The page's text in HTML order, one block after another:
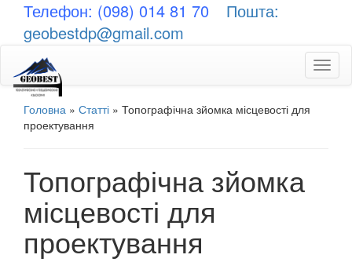
Телефон: (098) 014 81 70
Пошта:
geobestdp@gmail.com
Головна » Статті » Топографічна зйомка місцевості для
проектування
Топографічна зйомка
місцевості для
проектування